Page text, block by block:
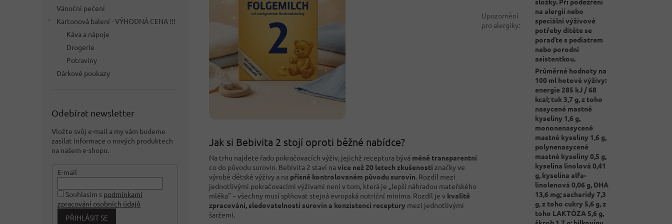
Vánoční pečení
Kartonová balení - VÝHODNÁ CENA !!!
Káva a nápoje
Drogerie
Potraviny
Dárkové poukazy
Odebírat newsletter
Vložte svůj e-mail a my vám budeme
zasílat informace o nových produktech
na našem e-shopu.
E-mail
Souhlasím s podmínkami
zpracování osobních údajů
PŘIHLÁSIT SE
Jak si Bebivita 2 stojí oproti běžné nabídce?
Na trhu najdete řadu pokračovacích výživ, jejichž receptura bývá méně transparentní
co do původu surovin. Bebivita 2 staví na více než 20 letech zkušeností značky ve
výrobě dětské výživy a na přísně kontrolovaném původu surovin. Rozdíl mezi
jednotlivými pokračovacími výživami není v tom, která je „lepší náhradou mateřského
mléka" – všechny musí splňovat stejná evropská nutriční minima. Rozdíl je v kvalitě
zpracování, sledovatelnosti surovin a konzistenci receptury mezi jednotlivými
šaržemi.
Upozornění
pro alergiky:
na alergii nebo
speciální výživové
potřeby dítěte se
poraďte s pediatrem
nebo porodní
asistentkou.
Průměrné hodnoty na
100 ml hotové výživy:
energie 285 kJ / 68
kcal; tuk 3,7 g, z toho
nasycené mastné
kyseliny 1,6 g,
mononenasycené
mastné kyseliny 1,6 g,
polynenasycené
mastné kyseliny 0,5 g,
kyselina linolová 0,41
g, kyselina alfa-
linolenová 0,06 g, DHA
13,6 mg; sacharidy 7,3
g, z toho cukry 5,6 g, z
toho LAKTÓZA 5,6 g,